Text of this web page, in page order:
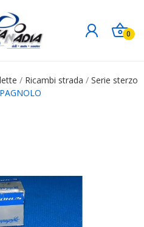
0
Ricambi strada
Serie sterzo